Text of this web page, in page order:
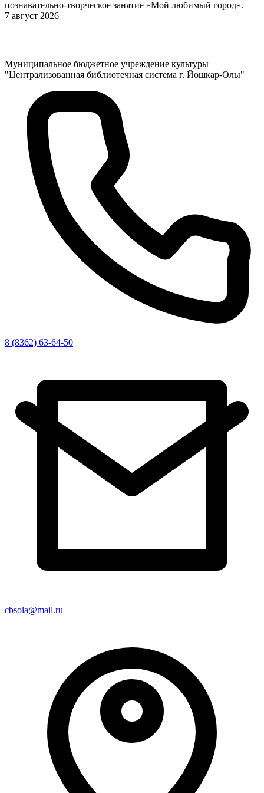
познавательно-творческое занятие «Мой любимый город».
7 август 2026
Муниципальное бюджетное учреждение культуры
"Централизованная библиотечная система г. Йошкар-Олы"
8 (8362) 63-64-50
cbsola@mail.ru